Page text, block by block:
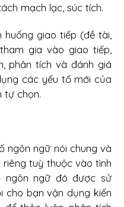
mạch lạc, súc tích.
giao tiếp (đề tài,
gia vào giao tiếp,
phân tích và đánh giá
các yếu tố mới của
tự chọn.
ngôn ngữ nói chung và
tuỳ thuộc vào tình
ngôn ngữ đó được sử
cho bạn vận dụng kiến